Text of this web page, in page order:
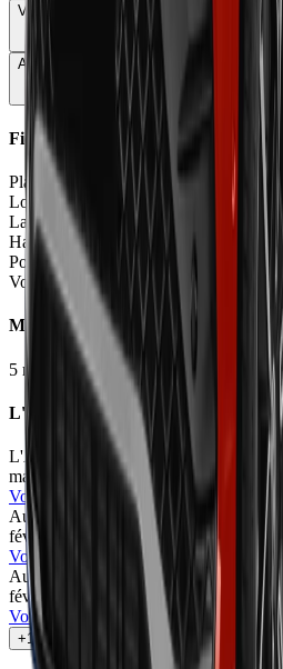
Vie à bord
Autonomie & Recharge
Fiche Technique
Places
5 places
Longueur
4.78 - 4.81
Largeur
1.94 - 1.95 m
Hauteur
1.62
Poids à vide
Volume coffre
476 - 540
Moteurs et Finitions
5 motorisation •5 finition
L'avis des experts
L'Auto-Journal80
/100
mars 2026
Cyril Biotteau
Voir l'article
Automobile Propre
73 /100
févr. 2026
Patpanick
Voir l'article
Automoto
févr. 2026
Romain Vannier
Voir l'article
+17autres avis